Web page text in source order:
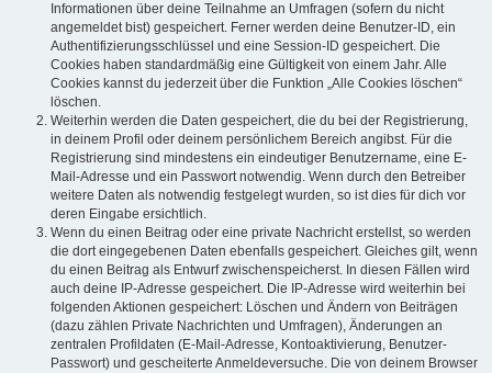
Informationen über deine Teilnahme an Umfragen (sofern du nicht
angemeldet bist) gespeichert. Ferner werden deine Benutzer-ID, ein
Authentifizierungsschlüssel und eine Session-ID gespeichert. Die
Cookies haben standardmäßig eine Gültigkeit von einem Jahr. Alle
Cookies kannst du jederzeit über die Funktion „Alle Cookies löschen“
löschen.
Weiterhin werden die Daten gespeichert, die du bei der Registrierung,
in deinem Profil oder deinem persönlichem Bereich angibst. Für die
Registrierung sind mindestens ein eindeutiger Benutzername, eine E-
Mail-Adresse und ein Passwort notwendig. Wenn durch den Betreiber
weitere Daten als notwendig festgelegt wurden, so ist dies für dich vor
deren Eingabe ersichtlich.
Wenn du einen Beitrag oder eine private Nachricht erstellst, so werden
die dort eingegebenen Daten ebenfalls gespeichert. Gleiches gilt, wenn
du einen Beitrag als Entwurf zwischenspeicherst. In diesen Fällen wird
auch deine IP-Adresse gespeichert. Die IP-Adresse wird weiterhin bei
folgenden Aktionen gespeichert: Löschen und Ändern von Beiträgen
(dazu zählen Private Nachrichten und Umfragen), Änderungen an
zentralen Profildaten (E-Mail-Adresse, Kontoaktivierung, Benutzer-
Passwort) und gescheiterte Anmeldeversuche. Die von deinem Browser